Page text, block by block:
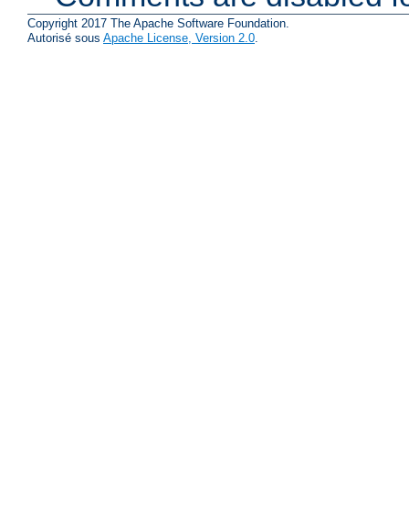
Copyright 2017 The Apache Software Foundation.
Autorisé sous Apache License, Version 2.0.